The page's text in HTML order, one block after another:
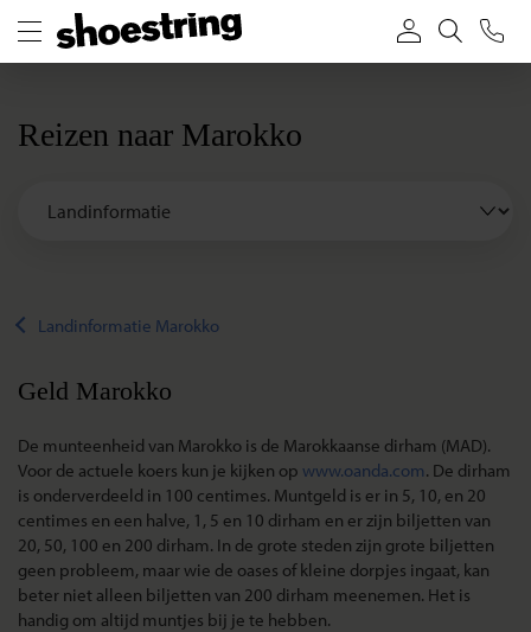
Reizen naar Marokko
Landinformatie Marokko
Geld Marokko
De munteenheid van Marokko is de Marokkaanse dirham (MAD).
Voor de actuele koers kun je kijken op www.oanda.com. De dirham
is onderverdeeld in 100 centimes. Muntgeld is er in 5, 10, en 20
centimes en een halve, 1, 5 en 10 dirham en er zijn biljetten van
20, 50, 100 en 200 dirham. In de grote steden zijn grote biljetten
geen probleem, maar wie de oases of kleine dorpjes ingaat, kan
beter niet alleen biljetten van 200 dirham meenemen. Het is
handig om altijd muntjes bij je te hebben.